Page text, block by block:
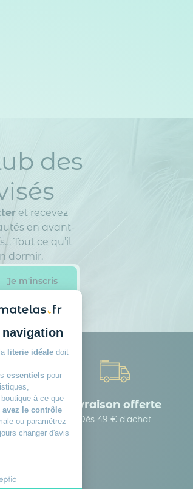
literie idéale doit
essentiels pour
à ce que
avez le contrôle
ou paramétrez
changer d'avis
des
et recevez
en avant-
Tout ce qu’il
dormir.
Livraison offerte
Dès 49 € d'achat